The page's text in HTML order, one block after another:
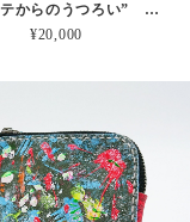
“蛍光タテからのうつろい” 『抽象画を革に！』シリーズ 持ち歩くアートを日常に！ 一点物 本革 小さいおサイフ
¥20,000